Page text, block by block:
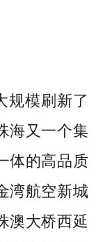
规模刷新了
海又一个集
体的高品质
湾航空新城
澳大桥西延